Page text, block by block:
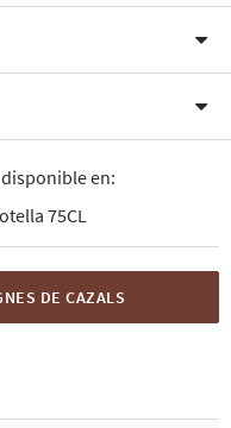
en:
75CL
DE CAZALS